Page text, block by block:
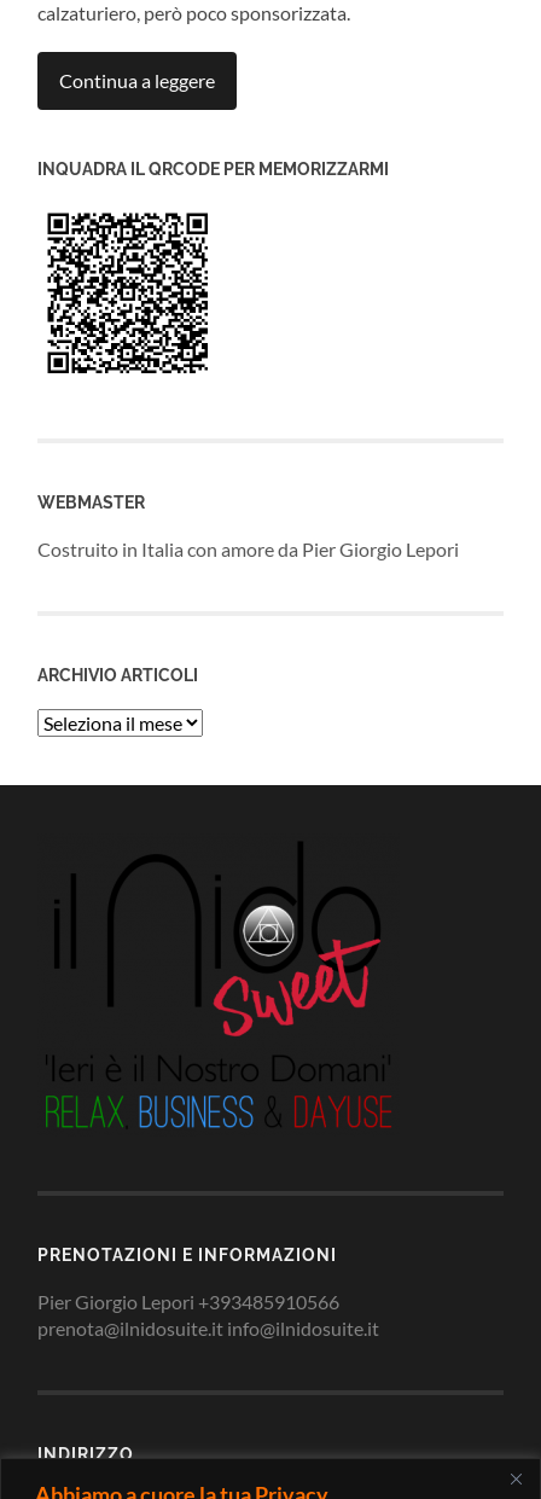
Abbiamo a cuore la tua Privacy
calzaturiero, però poco sponsorizzata.
Continua a leggere
INQUADRA IL QRCODE PER MEMORIZZARMI
WEBMASTER
Costruito in Italia con amore da Pier Giorgio Lepori
ARCHIVIO ARTICOLI
Archivio
PRENOTAZIONI E INFORMAZIONI
Pier Giorgio Lepori +393485910566
prenota@ilnidosuite.it info@ilnidosuite.it
INDIRIZZO